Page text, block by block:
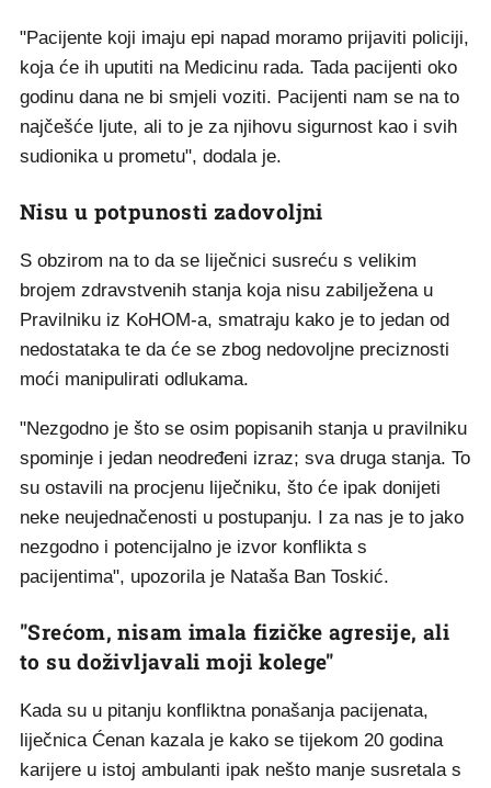
"Pacijente koji imaju epi napad moramo prijaviti policiji,
koja će ih uputiti na Medicinu rada. Tada pacijenti oko
godinu dana ne bi smjeli voziti. Pacijenti nam se na to
najčešće ljute, ali to je za njihovu sigurnost kao i svih
sudionika u prometu", dodala je.
Nisu u potpunosti zadovoljni
S obzirom na to da se liječnici susreću s velikim
brojem zdravstvenih stanja koja nisu zabilježena u
Pravilniku iz KoHOM-a, smatraju kako je to jedan od
nedostataka te da će se zbog nedovoljne preciznosti
moći manipulirati odlukama.
"Nezgodno je što se osim popisanih stanja u pravilniku
spominje i jedan neodređeni izraz; sva druga stanja. To
su ostavili na procjenu liječniku, što će ipak donijeti
neke neujednačenosti u postupanju. I za nas je to jako
nezgodno i potencijalno je izvor konflikta s
pacijentima", upozorila je Nataša Ban Toskić.
"Srećom, nisam imala fizičke agresije, ali
to su doživljavali moji kolege"
Kada su u pitanju konfliktna ponašanja pacijenata,
liječnica Ćenan kazala je kako se tijekom 20 godina
karijere u istoj ambulanti ipak nešto manje susretala s